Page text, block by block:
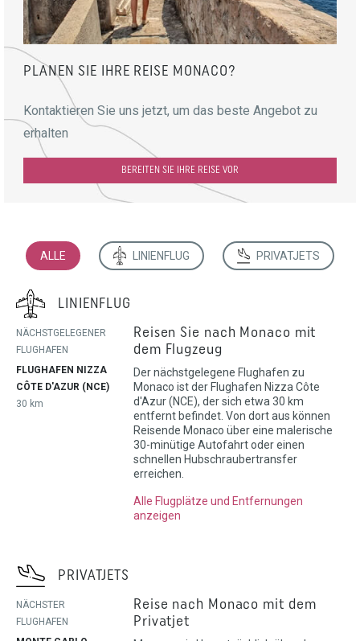
PLANEN SIE IHRE REISE MONACO?
Kontaktieren Sie uns jetzt, um das beste Angebot zu
erhalten
BEREITEN SIE IHRE REISE VOR
ALLE LINIENFLUG PRIVATJETS
LINIENFLUG
NÄCHSTGELEGENER
FLUGHAFEN
FLUGHAFEN NIZZA
CÔTE D'AZUR (NCE)
30 km
Reisen Sie nach Monaco mit
dem Flugzeug
Der nächstgelegene Flughafen zu
Monaco ist der Flughafen Nizza Côte
d'Azur (NCE), der sich etwa 30 km
entfernt befindet. Von dort aus können
Reisende Monaco über eine malerische
30-minütige Autofahrt oder einen
schnellen Hubschraubertransfer
erreichen.
Alle Flugplätze und Entfernungen
anzeigen
PRIVATJETS
NÄCHSTER
FLUGHAFEN
Reise nach Monaco mit dem
Privatjet